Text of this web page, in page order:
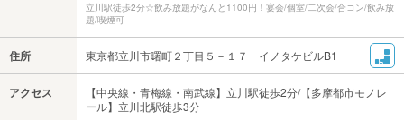
立川駅徒歩2分☆飲み放題がなんと1100円！宴会/個室/二次会/合コン/飲み放
題/喫煙可
住所 東京都立川市曙町２丁目５－１７ イノタケビルB1
アクセス
【中央線・青梅線・南武線】立川駅徒歩2分/【多摩都市モノレ
ール】立川北駅徒歩3分